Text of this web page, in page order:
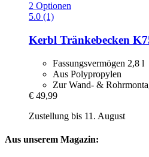
2 Optionen
5.0 (1)
Kerbl Tränkebecken
Fassungsvermögen 2,8 l
Aus Polypropylen
Zur Wand- &
€ 49,99
Zustellung bis 11. August
Aus unserem Magazin: